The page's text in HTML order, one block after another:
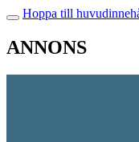
Hoppa till
ANNONS